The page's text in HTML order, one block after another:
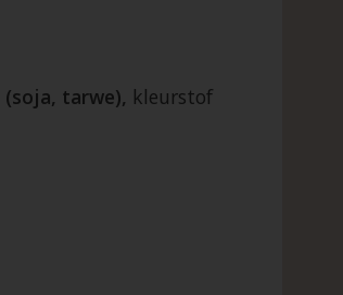
(soja, tarwe), kleurstof